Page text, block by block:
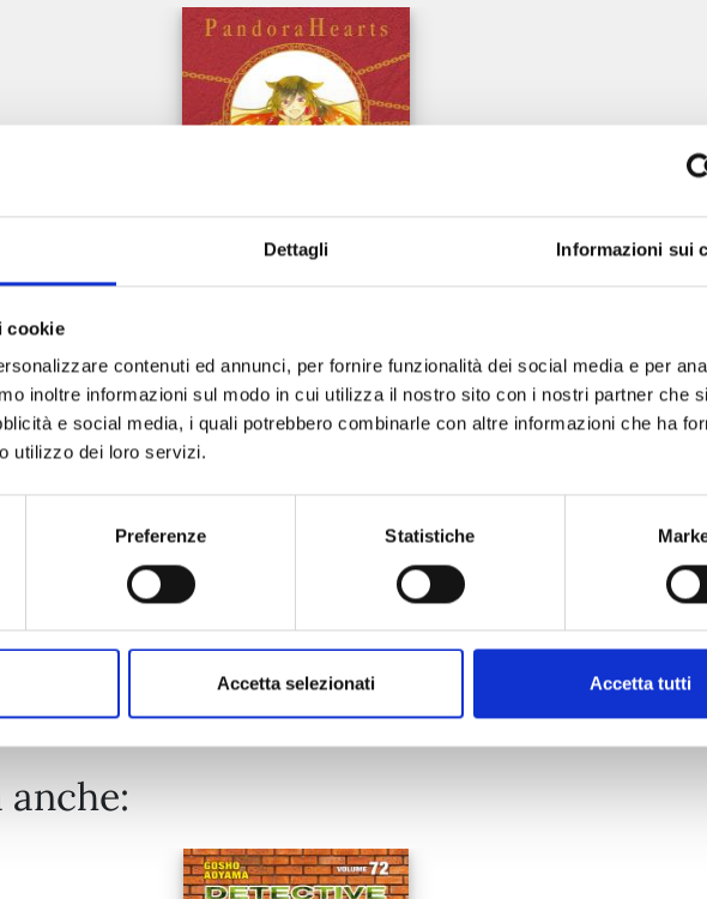
Dettagli Informazioni sui
cookie
contenuti ed annunci, per fornire funzionalità dei social media e per
inoltre informazioni sul modo in cui utilizza il nostro sito con i nostri partner che
e social media, i quali potrebbero combinarle con altre informazioni che ha
utilizzo dei loro servizi.
Preferenze Statistiche
Accetta selezionati Accetta tutti
PANDORA HEARTS NEW EDITION n. 13
Mostra tutto